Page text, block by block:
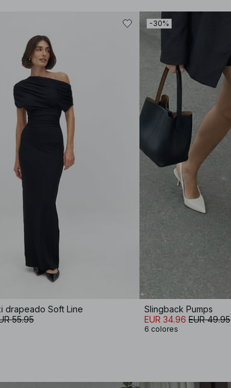
drapeado Soft Line
55.95
-30%
Slingback Pumps
EUR 34.96 EUR 49.95
6 colores